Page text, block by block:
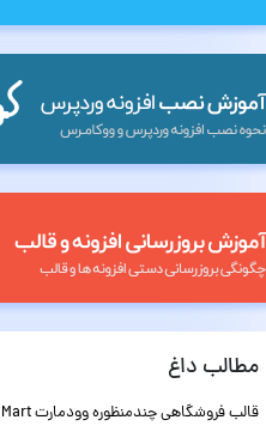
مطالب داغ